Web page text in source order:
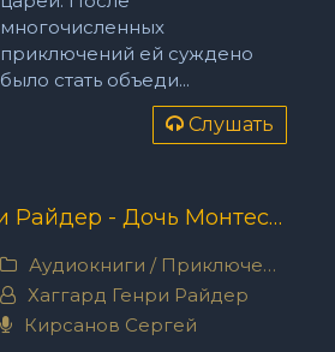
многочисленных
приключений ей суждено
было стать объеди...
Слушать
Хаггард Генри Райдер - Дочь Монтесумы
Аудиокниги / Приключения
Хаггард Генри Райдер
Кирсанов Сергей